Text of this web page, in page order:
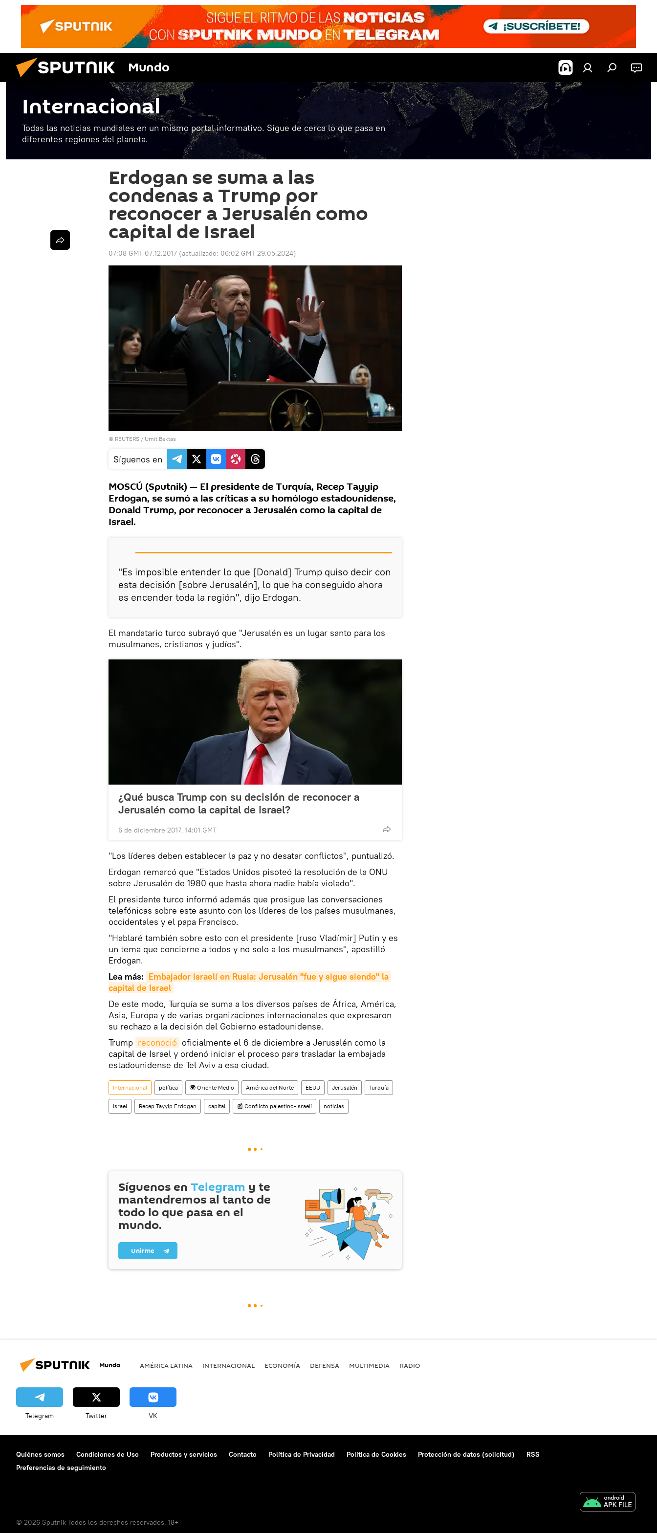
Mundo
Internacional
Todas las noticias mundiales en un mismo portal informativo. Sigue de cerca lo que pasa en
diferentes regiones del planeta.
Erdogan se suma a las
condenas a Trump por
reconocer a Jerusalén como
capital de Israel
07:08 GMT 07.12.2017 (actualizado: 06:02 GMT 29.05.2024)
© REUTERS / Umit Bektas
Síguenos en
MOSCÚ (Sputnik) — El presidente de Turquía, Recep Tayyip
Erdogan, se sumó a las críticas a su homólogo estadounidense,
Donald Trump, por reconocer a Jerusalén como la capital de
Israel.
"Es imposible entender lo que [Donald] Trump quiso decir con
esta decisión [sobre Jerusalén], lo que ha conseguido ahora
es encender toda la región", dijo Erdogan.
El mandatario turco subrayó que "Jerusalén es un lugar santo para los
musulmanes, cristianos y judíos".
¿Qué busca Trump con su decisión de reconocer a
Jerusalén como la capital de Israel?
6 de diciembre 2017, 14:01 GMT
"Los líderes deben establecer la paz y no desatar conflictos", puntualizó.
Erdogan remarcó que "Estados Unidos pisoteó la resolución de la ONU
sobre Jerusalén de 1980 que hasta ahora nadie había violado".
El presidente turco informó además que prosigue las conversaciones
telefónicas sobre este asunto con los líderes de los países musulmanes,
occidentales y el papa Francisco.
"Hablaré también sobre esto con el presidente [ruso Vladímir] Putin y es
un tema que concierne a todos y no solo a los musulmanes", apostilló
Erdogan.
Lea más: Embajador israelí en Rusia: Jerusalén "fue y sigue siendo" la
capital de Israel
De este modo, Turquía se suma a los diversos países de África, América,
Asia, Europa y de varias organizaciones internacionales que expresaron
su rechazo a la decisión del Gobierno estadounidense.
Trump reconoció oficialmente el 6 de diciembre a Jerusalén como la
capital de Israel y ordenó iniciar el proceso para trasladar la embajada
estadounidense de Tel Aviv a esa ciudad.
Internacional política 🌍 Oriente Medio América del Norte EEUU Jerusalén Turquía
Israel Recep Tayyip Erdogan capital 📰 Conflicto palestino-israelí noticias
Síguenos en Telegram y te
mantendremos al tanto de
todo lo que pasa en el
mundo.
Unirme
Mundo AMÉRICA LATINA INTERNACIONAL ECONOMÍA DEFENSA MULTIMEDIA RADIO
Telegram Twitter VK
Quiénes somos Condiciones de Uso Productos y servicios Contacto Política de Privacidad Politica de Cookies Protección de datos (solicitud)
RSS
Preferencias de seguimiento
© 2026 Sputnik Todos los derechos reservados. 18+